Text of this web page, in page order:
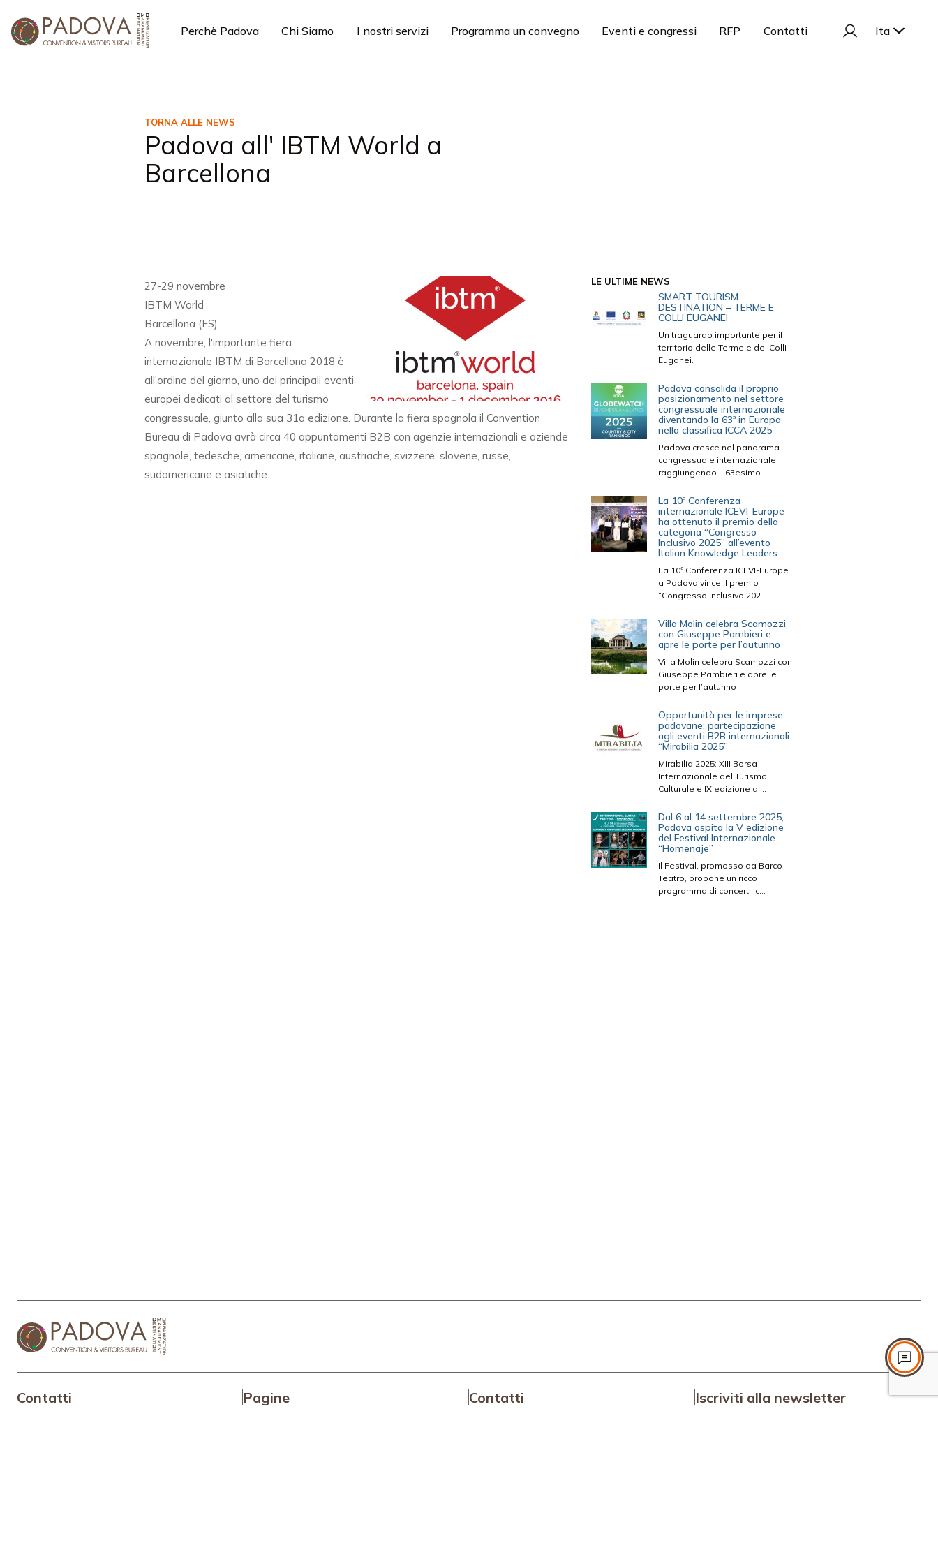
Perchè Padova Chi Siamo I nostri servizi Programma un convegno Eventi e congressi RFP Contatti Ita
TORNA ALLE NEWS
Padova all' IBTM World a
Barcellona
27-29 novembre
IBTM World
Barcellona (ES)
A novembre, l'importante fiera
internazionale IBTM di Barcellona 2018 è
all'ordine del giorno, uno dei principali eventi
europei dedicati al settore del turismo
congressuale, giunto alla sua 31a edizione. Durante la fiera spagnola il Convention
Bureau di Padova avrà circa 40 appuntamenti B2B con agenzie internazionali e aziende
spagnole, tedesche, americane, italiane, austriache, svizzere, slovene, russe,
sudamericane e asiatiche.
LE ULTIME NEWS
SMART TOURISM
DESTINATION – TERME E
COLLI EUGANEI
Un traguardo importante per il
territorio delle Terme e dei Colli
Euganei.
Padova consolida il proprio
posizionamento nel settore
congressuale internazionale
diventando la 63ª in Europa
nella classifica ICCA 2025
Padova cresce nel panorama
congressuale internazionale,
raggiungendo il 63esimo...
La 10ª Conferenza
internazionale ICEVI-Europe
ha ottenuto il premio della
categoria “Congresso
Inclusivo 2025” all’evento
Italian Knowledge Leaders
La 10ª Conferenza ICEVI-Europe
a Padova vince il premio
“Congresso Inclusivo 202...
Villa Molin celebra Scamozzi
con Giuseppe Pambieri e
apre le porte per l’autunno
Villa Molin celebra Scamozzi con
Giuseppe Pambieri e apre le
porte per l’autunno
Opportunità per le imprese
padovane: partecipazione
agli eventi B2B internazionali
“Mirabilia 2025”
Mirabilia 2025: XIII Borsa
Internazionale del Turismo
Culturale e IX edizione di...
Dal 6 al 14 settembre 2025,
Padova ospita la V edizione
del Festival Internazionale
“Homenaje”
Il Festival, promosso da Barco
Teatro, propone un ricco
programma di concerti, c...
Contatti Pagine Contatti Iscriviti alla newsletter